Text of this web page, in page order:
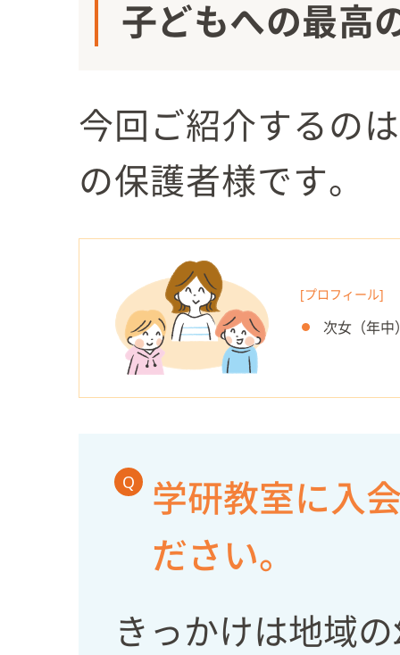
子どもへの最高
今回ご紹介するの
の保護者様です。
[プロフィール]
次女（年
Q
学研教室に入
ださい。
きっかけは地域